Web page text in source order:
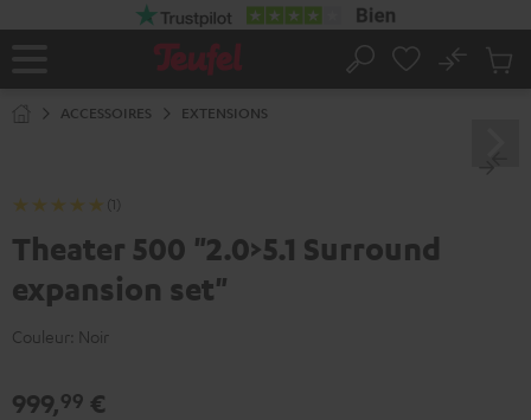
Page
Rechercher
No
ACCESSOIRES EXTENSIONS
(1)
Theater 500 "2.0>5.1 Surround
expansion set"
Couleur: Noir
999,99 €